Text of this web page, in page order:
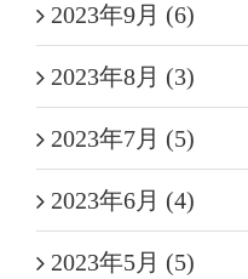
2023年9月 (6)
2023年8月 (3)
2023年7月 (5)
2023年6月 (4)
2023年5月 (5)